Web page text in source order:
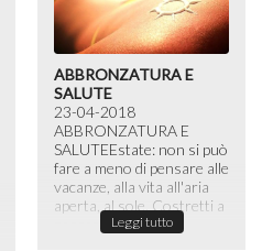
ABBRONZATURA E
SALUTE
23-04-2018
ABBRONZATURA E
SALUTE​ Estate: non si può
fare a meno di pensare alle
vacanze, alla vita all'aria
aperta, al sole. Costretti a
passare la maggior ...
Leggi tutto